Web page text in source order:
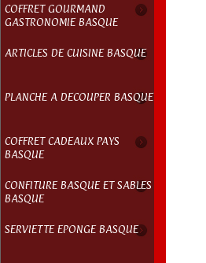
COFFRET GOURMAND
GASTRONOMIE BASQUE
ARTICLES DE CUISINE BASQUE
PLANCHE A DECOUPER BASQUE
COFFRET CADEAUX PAYS
BASQUE
CONFITURE BASQUE ET SABLES
BASQUE
SERVIETTE EPONGE BASQUE